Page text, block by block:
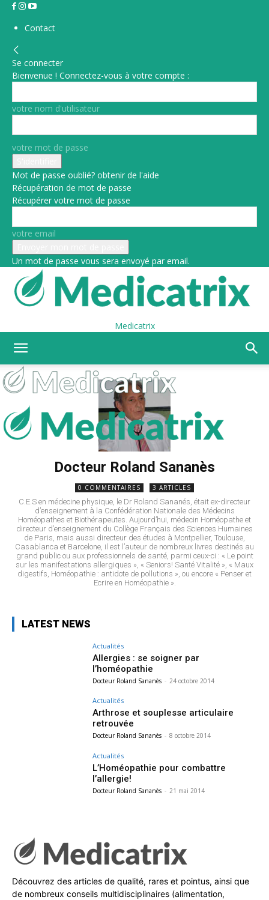
Contact
Se connecter
Bienvenue ! Connectez-vous à votre compte :
votre nom d'utilisateur
votre mot de passe
Mot de passe oublié? obtenir de l'aide
Récupération de mot de passe
Récupérer votre mot de passe
votre email
Un mot de passe vous sera envoyé par email.
Medicatrix
Docteur Roland Sananès
0 COMMENTAIRES 3 ARTICLES
C.E.S en médecine physique, le Dr Roland Sananés, était ex-directeur
d’enseignement à la Confédération Nationale des Médecins
Homéopathes et Biothérapeutes. Aujourd’hui, médecin Homéopathe et
directeur d’enseignement du Collège Français des Sciences Humaines
de Paris, mais aussi directeur des études à Montpellier, Toulouse,
Casablanca et Barcelone, il est l’auteur de nombreux livres destinés au
grand public ou aux professionnels de santé, parmi ceux-ci : « Le point
sur les manifestations allergiques », « Seniors! Santé Vitalité », « Maux
digestifs, Homéopathie : antidote de pollutions », ou encore « Penser et
Ecrire en Homéopathie ».
LATEST NEWS
Actualités
Allergies : se soigner par
l’homéopathie
Docteur Roland Sananès - 24 octobre 2014
Actualités
Arthrose et souplesse articulaire
retrouvée
Docteur Roland Sananès - 8 octobre 2014
Actualités
L’Homéopathie pour combattre
l’allergie!
Docteur Roland Sananès - 21 mai 2014
Découvrez des articles de qualité, rares et pointus, ainsi que
de nombreux conseils multidisciplinaires (alimentation,